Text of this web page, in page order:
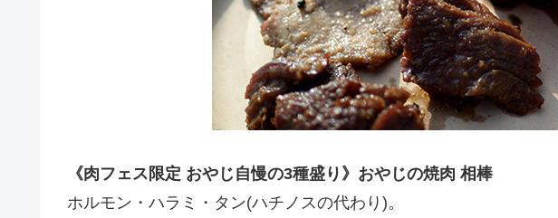
《肉フェス限定 おやじ自慢の3種盛り》おやじの焼肉 相棒
ホルモン・ハラミ・タン(ハチノスの代わり)。